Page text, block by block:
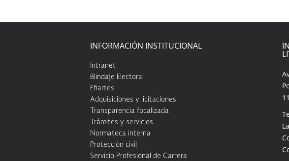
INFORMACIÓN INSTITUCIONAL
Intranet
Blindaje Electoral
Efiartes
Adquisiciones y licitaciones
Transparencia focalizada
Trámites y servicios
Normateca interna
Protección civil
Servicio Profesional de Carrera